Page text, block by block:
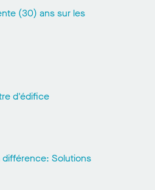
(30) ans sur les
d'édifice
différence: Solutions